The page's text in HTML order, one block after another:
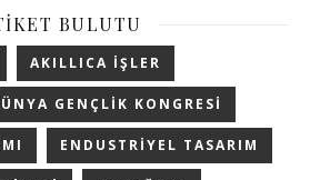
BULUTU
AKILLICA IŞLER
GENÇLIK KONGRESI
ENDUSTRIYEL TASARIM